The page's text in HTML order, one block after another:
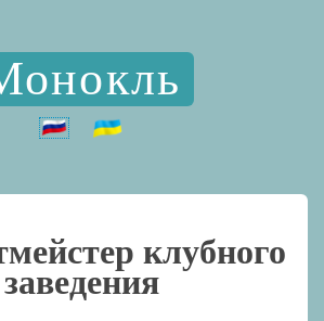
клубного
заведения